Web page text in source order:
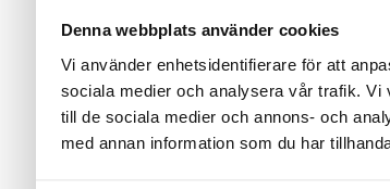
Denna webbplats använder cookies
Vi använder enhetsidentifierare för att
sociala medier och analysera vår trafik. Vi
till de sociala medier och annons- och
med annan information som du har